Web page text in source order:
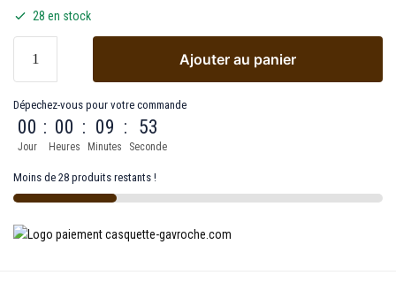
28 en stock
Ajouter au panier
Dépechez-vous pour votre commande
00
Jour
: 00
Heures
: 09
Minutes
: 53
Seconde
Moins de 28 produits restants !